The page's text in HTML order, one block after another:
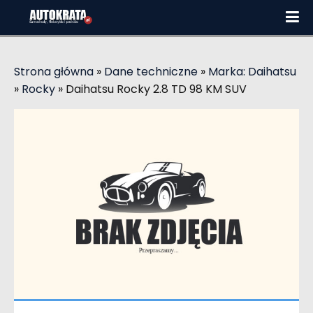
Strona główna » Dane techniczne » Marka: Daihatsu
» Rocky » Daihatsu Rocky 2.8 TD 98 KM SUV